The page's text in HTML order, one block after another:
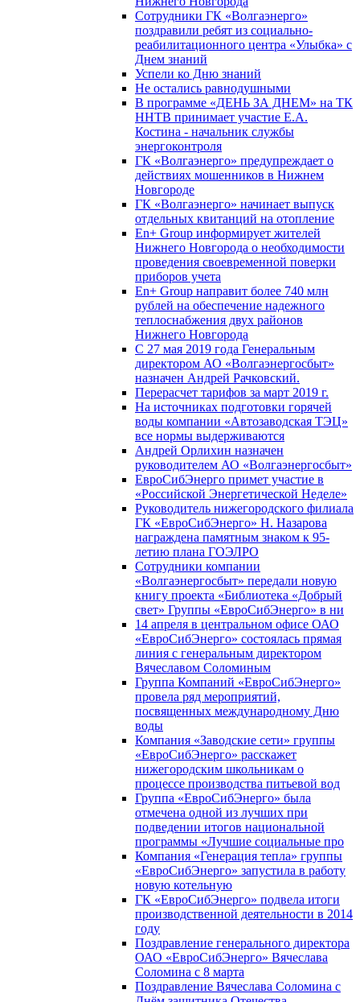
Сотрудники ГК «Волгаэнерго»
поздравили ребят из социально-
реабилитационного центра «Улыбка» с
Днем знаний
Успели ко Дню знаний
Не остались равнодушными
В программе «ДЕНЬ ЗА ДНЕМ» на ТК
ННТВ принимает участие Е.А.
Костина - начальник службы
энергоконтроля
ГК «Волгаэнерго» предупреждает о
действиях мошенников в Нижнем
Новгороде
ГК «Волгаэнерго» начинает выпуск
отдельных квитанций на отопление
En+ Group информирует жителей
Нижнего Новгорода о необходимости
проведения своевременной поверки
приборов учета
En+ Group направит более 740 млн
рублей на обеспечение надежного
теплоснабжения двух районов
Нижнего Новгорода
С 27 мая 2019 года Генеральным
директором АО «Волгаэнергосбыт»
назначен Андрей Рачковский.
Перерасчет тарифов за март 2019 г.
На источниках подготовки горячей
воды компании «Автозаводская ТЭЦ»
все нормы выдерживаются
Андрей Орлихин назначен
руководителем АО «Волгаэнергосбыт»
ЕвроСибЭнерго примет участие в
«Российской Энергетической Неделе»
Руководитель нижегородского филиала
ГК «ЕвроСибЭнерго» Н. Назарова
награждена памятным знаком к 95-
летию плана ГОЭЛРО
Сотрудники компании
«Волгаэнергосбыт» передали новую
книгу проекта «Библиотека «Добрый
свет» Группы «ЕвроСибЭнерго» в ни
14 апреля в центральном офисе ОАО
«ЕвроСибЭнерго» состоялась прямая
линия с генеральным директором
Вячеславом Соломиным
Группа Компаний «ЕвроСибЭнерго»
провела ряд мероприятий,
посвященных международному Дню
воды
Компания «Заводские сети» группы
«ЕвроСибЭнерго» расскажет
нижегородским школьникам о
процессе производства питьевой вод
Группа «ЕвроСибЭнерго» была
отмечена одной из лучших при
подведении итогов национальной
программы «Лучшие социальные про
Компания «Генерация тепла» группы
«ЕвроСибЭнерго» запустила в работу
новую котельную
ГК «ЕвроСибЭнерго» подвела итоги
производственной деятельности в 2014
году
Поздравление генерального директора
ОАО «ЕвроСибЭнерго» Вячеслава
Соломина с 8 марта
Поздравление Вячеслава Соломина с